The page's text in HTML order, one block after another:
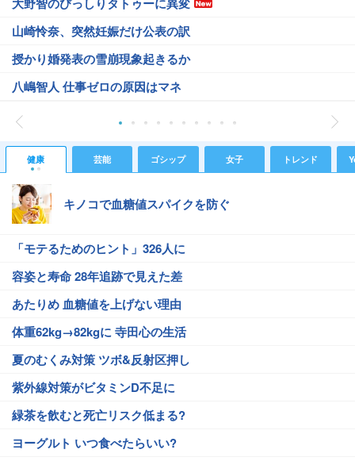
大野智のびっしりタトゥーに異変
山崎怜奈、突然妊娠だけ公表の訳
授かり婚発表の雪崩現象起きるか
八嶋智人 仕事ゼロの原因はマネ
健康 芸能 ゴシップ 女子 トレンド
キノコで血糖値スパイクを防ぐ
「モテるためのヒント」326人に
容姿と寿命 28年追跡で見えた差
あたりめ 血糖値を上げない理由
体重62kg→82kgに 寺田心の生活
夏のむくみ対策 ツボ&反射区押し
紫外線対策がビタミンD不足に
緑茶を飲むと死亡リスク低まる?
ヨーグルト いつ食べたらいい?